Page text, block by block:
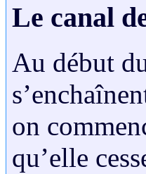
Le canal
Au début
on
qu’elle